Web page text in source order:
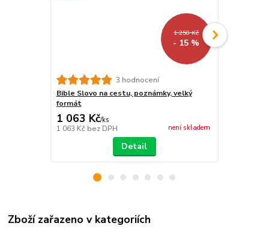
1 250 Kč
- 15 %
3 hodnocení
Bible Slovo na cestu, poznámky, velký
formát
1 063 Kč/ks
1 063 Kč bez DPH není skladem
Detail
Zboží zařazeno v kategoriích